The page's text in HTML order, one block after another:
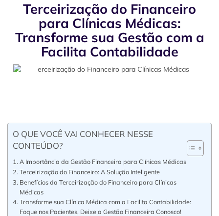
Terceirização do Financeiro
para Clínicas Médicas:
Transforme sua Gestão com a
Facilita Contabilidade
O QUE VOCÊ VAI CONHECER NESSE
CONTEÚDO?
A Importância da Gestão Financeira para Clínicas Médicas
Terceirização do Financeiro: A Solução Inteligente
Benefícios da Terceirização do Financeiro para Clínicas
Médicas
Transforme sua Clínica Médica com a Facilita Contabilidade:
Foque nos Pacientes, Deixe a Gestão Financeira Conosco!